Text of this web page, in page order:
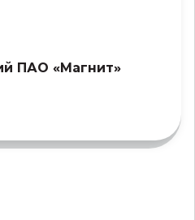
ПАО «Магнит»